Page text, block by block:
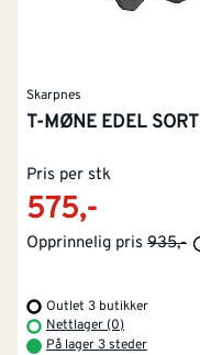
Skarpnes
T-MØNE EDEL SORT
Pris per stk
575,-
Opprinnelig pris 935,-
Outlet 3 butikker
Nettlager (0)
På lager 3 steder